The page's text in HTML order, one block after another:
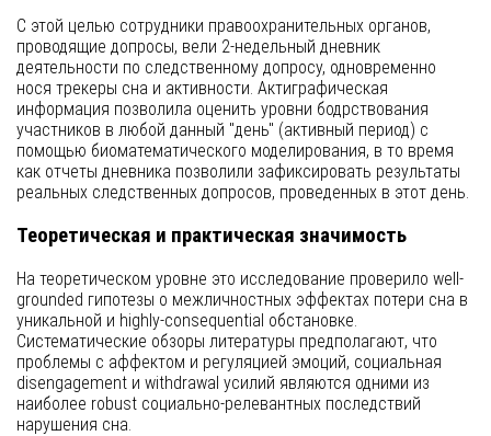
С этой целью сотрудники правоохранительных органов,
проводящие допросы, вели 2-недельный дневник
деятельности по следственному допросу, одновременно
нося трекеры сна и активности. Актиграфическая
информация позволила оценить уровни бодрствования
участников в любой данный "день" (активный период) с
помощью биоматематического моделирования, в то время
как отчеты дневника позволили зафиксировать результаты
реальных следственных допросов, проведенных в этот день.
Теоретическая и практическая значимость
На теоретическом уровне это исследование проверило well-
grounded гипотезы о межличностных эффектах потери сна в
уникальной и highly-consequential обстановке.
Систематические обзоры литературы предполагают, что
проблемы с аффектом и регуляцией эмоций, социальная
disengagement и withdrawal усилий являются одними из
наиболее robust социально-релевантных последствий
нарушения сна.